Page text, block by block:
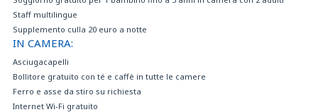
Staff multilingue
Supplemento culla 20 euro a notte
IN CAMERA:
Asciugacapelli
Bollitore gratuito con té e caffè in tutte le camere
Ferro e asse da stiro su richiesta
Internet Wi-Fi gratuito